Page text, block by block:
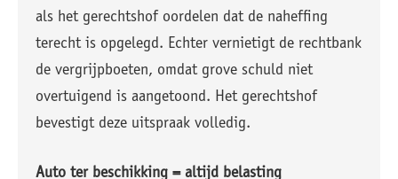
als het gerechtshof oordelen dat de naheffing
terecht is opgelegd. Echter vernietigt de rechtbank
de vergrijpboeten, omdat grove schuld niet
overtuigend is aangetoond. Het gerechtshof
bevestigt deze uitspraak volledig.
Auto ter beschikking = altijd belasting